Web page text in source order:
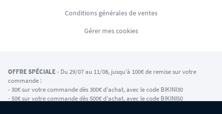
Conditions générales de ventes
Gérer mes cookies
OFFRE SPÉCIALE- Du 29/07 au 11/08, jusqu'à 100€ de remise sur votre
commande :
- 30€ sur votre commande dès 300€ d'achat, avec le code BIKINI30
- 50€ sur votre commande dès 500€ d'achat, avec le code BIKINI50